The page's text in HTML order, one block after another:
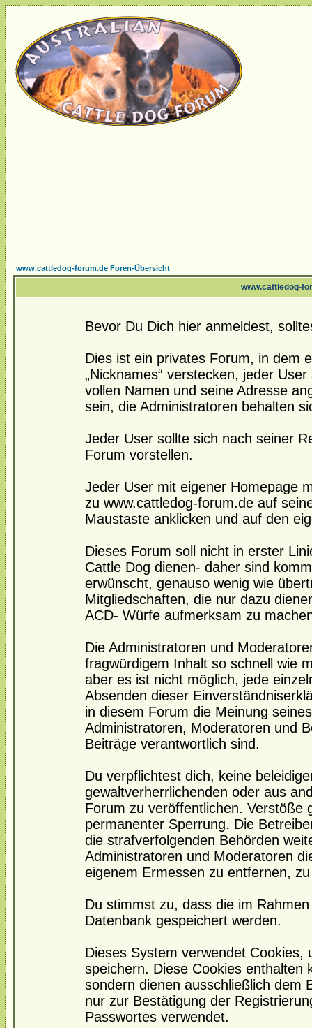
www.cattledog-forum.de Foren-Übersicht
www.cattledog-
Bevor Du Dich hier anmeldest,
Dies ist ein privates Forum, in dem
„Nicknames“ verstecken, jeder
vollen Namen und seine Adresse
sein, die Administratoren behalten
Jeder User sollte sich nach seiner
Forum vorstellen.
Jeder User mit eigener Homepage
zu www.cattledog-forum.de auf
Maustaste anklicken und auf den
Dieses Forum soll nicht in erster
Cattle Dog dienen- daher sind
erwünscht, genauso wenig wie
Mitgliedschaften, die nur dazu
ACD- Würfe aufmerksam zu
Die Administratoren und
fragwürdigem Inhalt so schnell wie
aber es ist nicht möglich, jede
Absenden dieser
in diesem Forum die Meinung
Administratoren, Moderatoren und
Beiträge verantwortlich sind.
Du verpflichtest dich, keine
gewaltverherrlichenden oder aus
Forum zu veröffentlichen. Verstöße
permanenter Sperrung. Die
die strafverfolgenden Behörden
Administratoren und Moderatoren
eigenem Ermessen zu entfernen,
Du stimmst zu, dass die im
Datenbank gespeichert werden.
Dieses System verwendet
speichern. Diese Cookies enthalten
sondern dienen ausschließlich dem
nur zur Bestätigung der
Passwortes verwendet.